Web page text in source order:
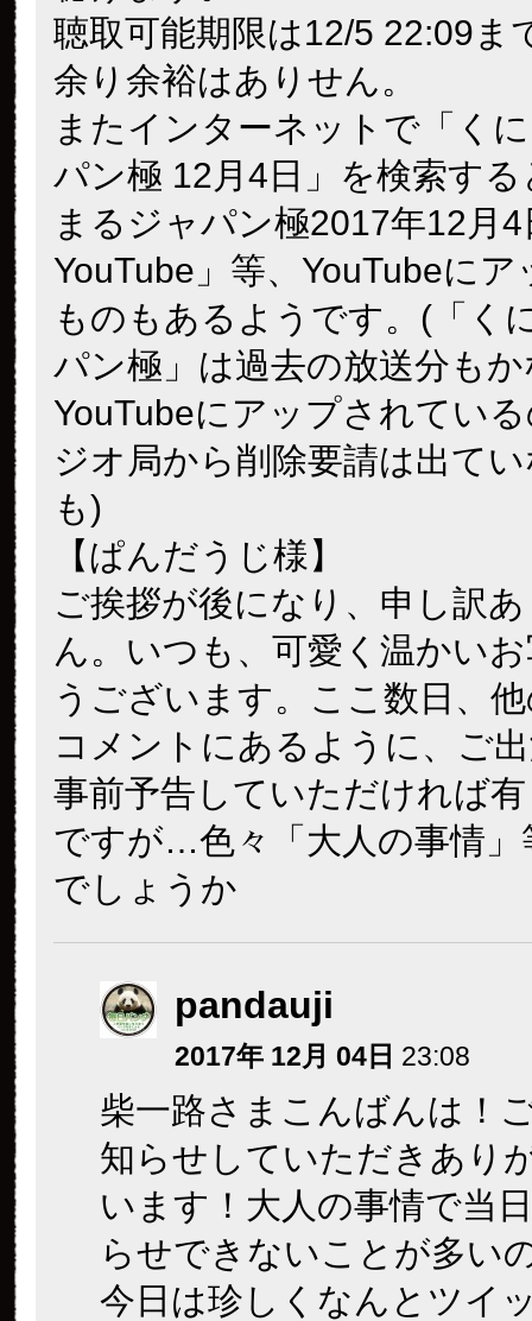
聴取可能期限は12/5 22:09ま
余り余裕はありせん。
またインターネットで「く
パン極 12月4日」を検索す
まるジャパン極2017年12月4
YouTube」等、YouTubeに
ものもあるようです。(「く
パン極」は過去の放送分も
YouTubeにアップされてい
ジオ局から削除要請は出て
も)
【ぱんだうじ様】
ご挨拶が後になり、申し訳
ん。いつも、可愛く温かい
うございます。ここ数日、
コメントにあるように、ご
事前予告していただければ
ですが…色々「大人の事情」
でしょうか
pandauji
2017年 12月 04日 23:08
柴一路さまこんばんは！
知らせしていただきあり
います！大人の事情で当
らせできないことが多い
今日は珍しくなんとツイ